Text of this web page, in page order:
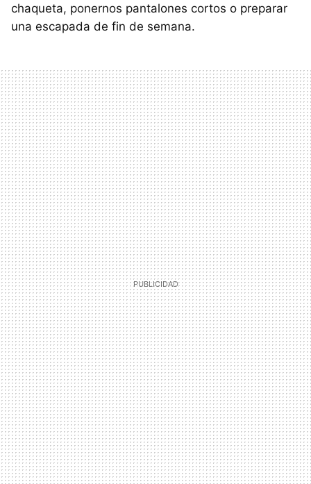
chaqueta, ponernos pantalones cortos o preparar
una escapada de fin de semana.